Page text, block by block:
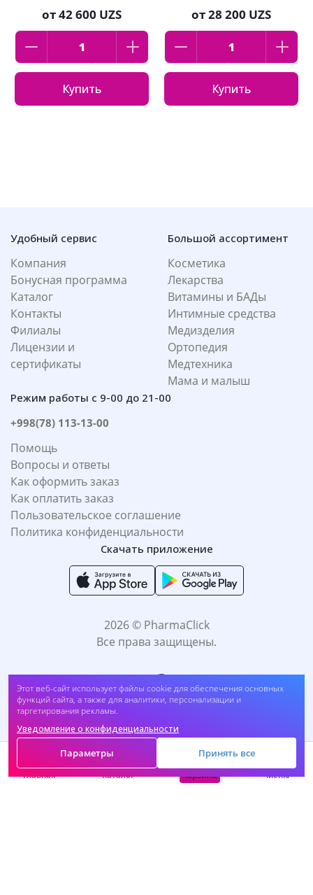
Этот веб-сайт использует файлы cookie для обеспечения основных
функций сайта, а также для аналитики, персонализации и
таргетирования рекламы.
Уведомление о конфиденциальности
Параметры Принять все
от42 600 UZS
Купить
от28 200 UZS
Купить
Удобный сервис
Компания
Бонусная программа
Каталог
Контакты
Филиалы
Лицензии и
сертификаты
Большой ассортимент
Косметика
Лекарства
Витамины и БАДы
Интимные средства
Медизделия
Ортопедия
Медтехника
Мама и малыш
Режим работы с 9-00 до 21-00
+998(78) 113-13-00
Помощь
Вопросы и ответы
Как оформить заказ
Как оплатить заказ
Пользовательское соглашение
Политика конфиденциальности
Скачать приложение
2026 © PharmaClick
Все права защищены.
Принимаем к оплате:
Главная Каталог Корзина Меню